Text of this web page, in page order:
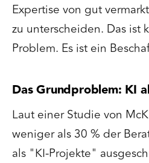
Expertise von gut
zu unterscheiden. Das ist
Problem. Es ist ein
Das Grundproblem: KI
Laut einer Studie von
weniger als 30 % der
als "KI-Projekte"